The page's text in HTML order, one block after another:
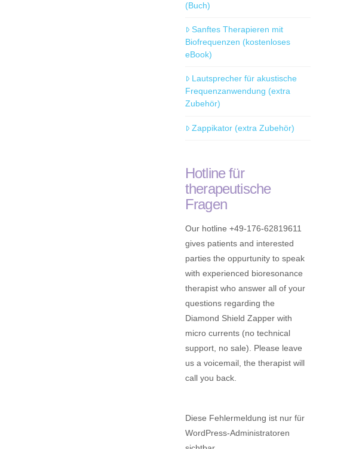
(Buch)
Sanftes Therapieren mit
Biofrequenzen (kostenloses
eBook)
Lautsprecher für akustische
Frequenzanwendung (extra
Zubehör)
Zappikator (extra Zubehör)
Hotline für
therapeutische
Fragen
Our hotline +49-176-62819611
gives patients and interested
parties the oppurtunity to speak
with experienced bioresonance
therapist who answer all of your
questions regarding the
Diamond Shield Zapper with
micro currents (no technical
support, no sale). Please leave
us a voicemail, the therapist will
call you back.
Diese Fehlermeldung ist nur für
WordPress-Administratoren